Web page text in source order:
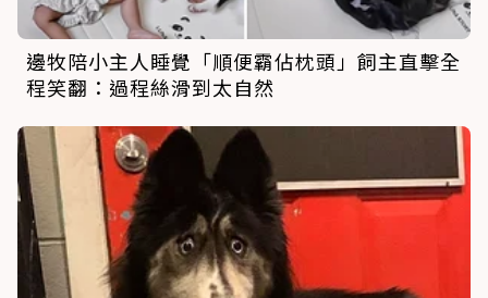
邊牧陪小主人睡覺「順便霸佔枕頭」飼主直擊全
程笑翻：過程絲滑到太自然